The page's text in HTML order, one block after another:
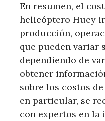
En resumen, el
helicóptero Huey
producción,
que pueden variar
dependiendo de
obtener
sobre los costos
en particular, se
con expertos en